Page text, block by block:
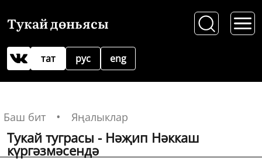
Тукай дөньясы
рус
тат eng
Баш бит Яңалыклар
Тукай туграсы - Нәҗип Нәккаш
күргәзмәсендә